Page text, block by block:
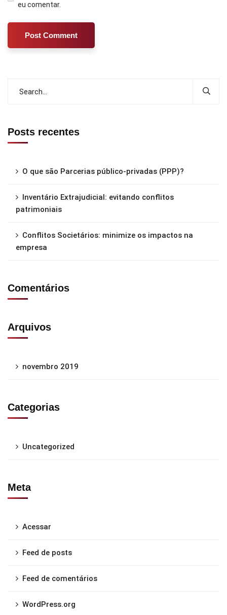
eu comentar.
Posts recentes
O que são Parcerias público-privadas (PPP)?
Inventário Extrajudicial: evitando conflitos
patrimoniais
Conflitos Societários: minimize os impactos na
empresa
Comentários
Arquivos
novembro 2019
Categorias
Uncategorized
Meta
Acessar
Feed de posts
Feed de comentários
WordPress.org